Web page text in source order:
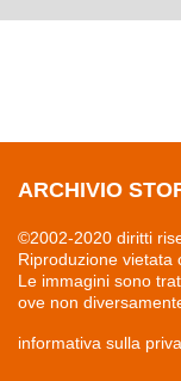
ARCHIVIO
©2002-2020 diritti
Riproduzione vietata
Le immagini sono
ove non
informativa sulla